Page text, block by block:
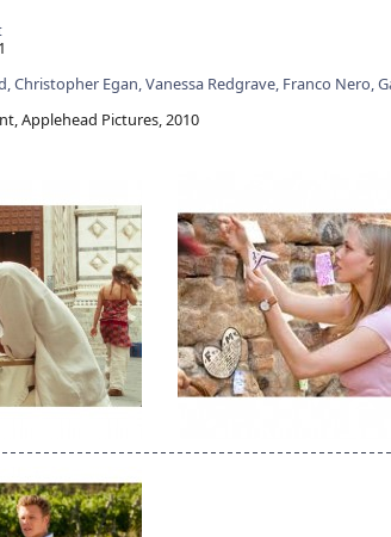
Christopher Egan,Vanessa Redgrave, Franco Nero,
Applehead Pictures, 2010